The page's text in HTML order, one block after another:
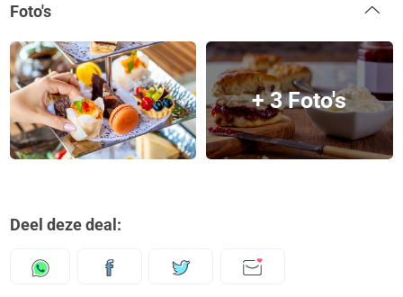
Foto's
+ 3 Foto's
Deel deze deal: